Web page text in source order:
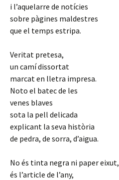
i l’aquelarre de notícies
sobre pàgines maldestres
que el temps estripa.
Veritat pretesa,
un camí dissortat
marcat en lletra impresa.
Noto el batec de les
venes blaves
sota la pell delicada
explicant la seva història
de pedra, de sorra, d’aigua.
No és tinta negra ni paper eixut,
és l’article de l’any,